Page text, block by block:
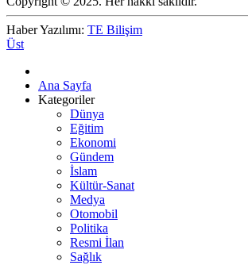
Haber Yazılımı: TE Bilişim
Üst
Ana Sayfa
Kategoriler
Dünya
Eğitim
Ekonomi
Gündem
İslam
Kültür-Sanat
Medya
Otomobil
Politika
Resmi İlan
Sağlık